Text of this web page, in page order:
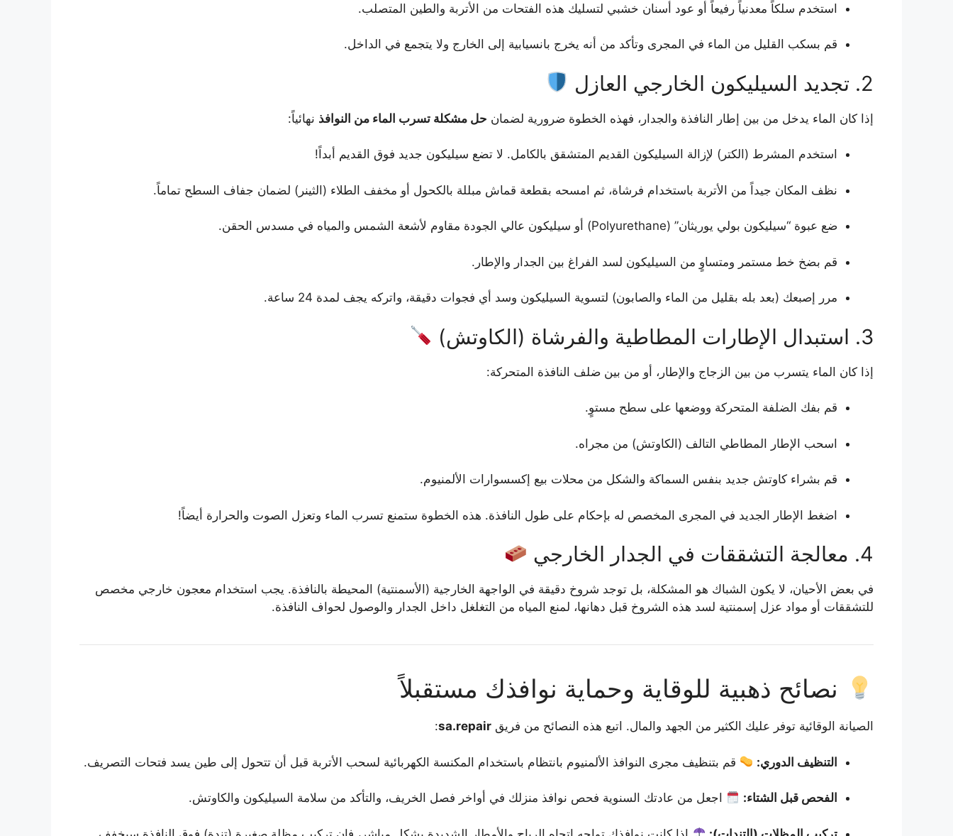
استخدم سلكاً معدنياً رفيعاً أو عود أسنان خشبي لتسليك هذه الفتحات من الأتربة والطين المتصلب.
قم بسكب القليل من الماء في المجرى وتأكد من أنه يخرج بانسيابية إلى الخارج ولا يتجمع في الداخل.
2. تجديد السيليكون الخارجي العازل
إذا كان الماء يدخل من بين إطار النافذة والجدار، فهذه الخطوة ضرورية لضمان حل مشكلة تسرب الماء من النوافذ نهائياً:
استخدم المشرط (الكتر) لإزالة السيليكون القديم المتشقق بالكامل. لا تضع سيليكون جديد فوق القديم أبداً!
نظف المكان جيداً من الأتربة باستخدام فرشاة، ثم امسحه بقطعة قماش مبللة بالكحول أو مخفف الطلاء (الثينر) لضمان جفاف السطح تماماً.
ضع عبوة “سيليكون بولي يوريثان” (Polyurethane) أو سيليكون عالي الجودة مقاوم لأشعة الشمس والمياه في مسدس الحقن.
قم بضخ خط مستمر ومتساوٍ من السيليكون لسد الفراغ بين الجدار والإطار.
مرر إصبعك (بعد بله بقليل من الماء والصابون) لتسوية السيليكون وسد أي فجوات دقيقة، واتركه يجف لمدة 24 ساعة.
3. استبدال الإطارات المطاطية والفرشاة (الكاوتش)
إذا كان الماء يتسرب من بين الزجاج والإطار، أو من بين ضلف النافذة المتحركة:
قم بفك الضلفة المتحركة ووضعها على سطح مستوٍ.
اسحب الإطار المطاطي التالف (الكاوتش) من مجراه.
قم بشراء كاوتش جديد بنفس السماكة والشكل من محلات بيع إكسسوارات الألمنيوم.
اضغط الإطار الجديد في المجرى المخصص له بإحكام على طول النافذة. هذه الخطوة ستمنع تسرب الماء وتعزل الصوت والحرارة أيضاً!
4. معالجة التشققات في الجدار الخارجي
في بعض الأحيان، لا يكون الشباك هو المشكلة، بل توجد شروخ دقيقة في الواجهة الخارجية (الأسمنتية) المحيطة بالنافذة. يجب استخدام معجون خارجي مخصص
للتشققات أو مواد عزل إسمنتية لسد هذه الشروخ قبل دهانها، لمنع المياه من التغلغل داخل الجدار والوصول لحواف النافذة.
نصائح ذهبية للوقاية وحماية نوافذك مستقبلاً
الصيانة الوقائية توفر عليك الكثير من الجهد والمال. اتبع هذه النصائح من فريق sa.repair
:
التنظيف الدوري: قم بتنظيف مجرى النوافذ الألمنيوم بانتظام باستخدام المكنسة الكهربائية لسحب الأتربة قبل أن تتحول إلى طين يسد فتحات التصريف.
الفحص قبل الشتاء: اجعل من عادتك السنوية فحص نوافذ منزلك في أواخر فصل الخريف، والتأكد من سلامة السيليكون والكاوتش.